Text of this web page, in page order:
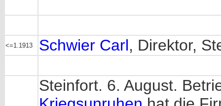
<=1.1913 Schwier Carl, Direktor,
Steinfort. 6. August.